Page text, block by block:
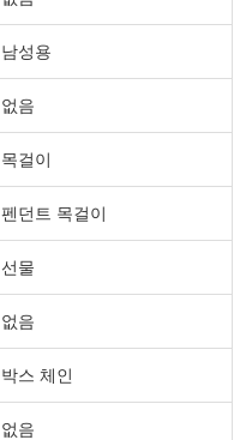
남성용
없음
목걸이
펜던트 목걸이
선물
없음
박스 체인
없음